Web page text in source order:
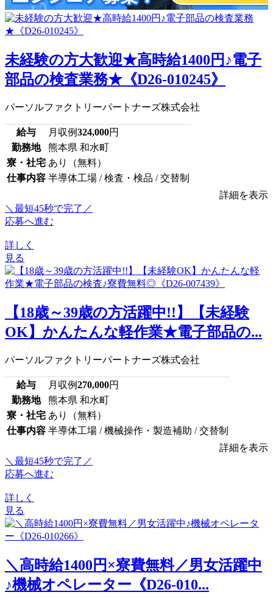
未経験の方大歓迎★高時給1400円♪電子
部品の検査業務★《D26-010245》
パーソルファクトリーパートナーズ株式会社
給与 月収例324,000円
勤務地
熊本県 和水町
寮・社宅 あり（無料）
仕事内容 半導体工場 / 検査・検品 / 交替制
詳細を表示
＼最短45秒で完了／
応募へ進む
詳しく
見る
【18歳～39歳の方活躍中!!】【未経験
OK】かんたんな軽作業★電子部品の...
パーソルファクトリーパートナーズ株式会社
給与 月収例270,000円
勤務地
熊本県 和水町
寮・社宅 あり（無料）
仕事内容 半導体工場 / 機械操作・製造補助 / 交替制
詳細を表示
＼最短45秒で完了／
応募へ進む
詳しく
見る
＼高時給1400円×寮費無料／男女活躍中
♪機械オペレーター《D26-010...